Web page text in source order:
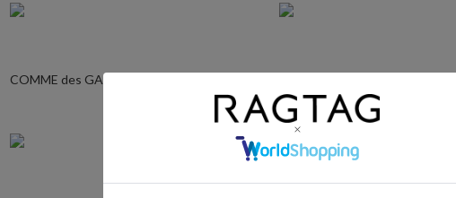
COMME des GARCONS